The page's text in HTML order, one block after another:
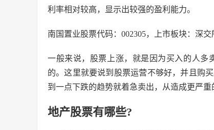
利率相对较高，显示出较强的盈利能力。
南国置业股票代码：002305，上市板块：深
一般来说，股票上涨，就是因为买入的人多
的。这里就要说到股票运营不够好，并且购
到一点下跌的趋势就着急卖出，从造成更严重
地产股票有哪些?